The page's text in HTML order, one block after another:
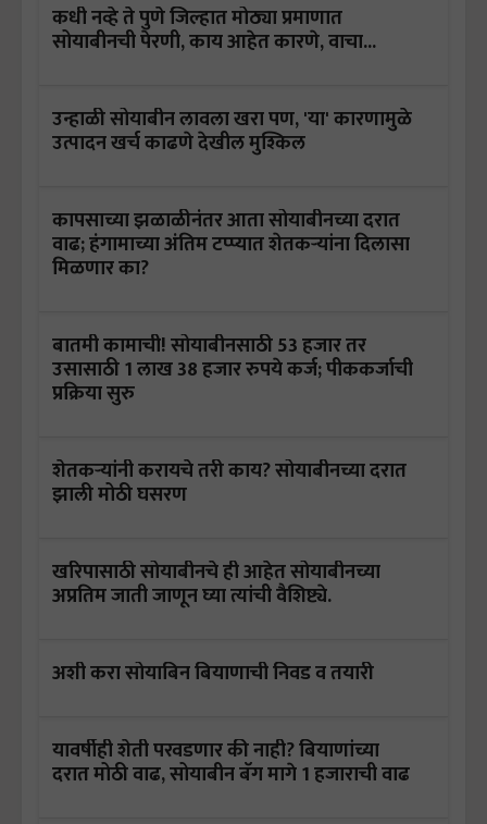
कधी नव्हे ते पुणे जिल्हात मोठ्या प्रमाणात
सोयाबीनची पेरणी, काय आहेत कारणे, वाचा...
उन्हाळी सोयाबीन लावला खरा पण, 'या' कारणामुळे
उत्पादन खर्च काढणे देखील मुश्किल
कापसाच्या झळाळीनंतर आता सोयाबीनच्या दरात
वाढ; हंगामाच्या अंतिम टप्प्यात शेतकऱ्यांना दिलासा
मिळणार का?
बातमी कामाची! सोयाबीनसाठी 53 हजार तर
उसासाठी 1 लाख 38 हजार रुपये कर्ज; पीककर्जाची
प्रक्रिया सुरु
शेतकऱ्यांनी करायचे तरी काय? सोयाबीनच्या दरात
झाली मोठी घसरण
खरिपासाठी सोयाबीनचे ही आहेत सोयाबीनच्या
अप्रतिम जाती जाणून घ्या त्यांची वैशिष्ट्ये.
अशी करा सोयाबिन बियाणाची निवड व तयारी
यावर्षीही शेती परवडणार की नाही? बियाणांच्या
दरात मोठी वाढ, सोयाबीन बॅग मागे 1 हजाराची वाढ